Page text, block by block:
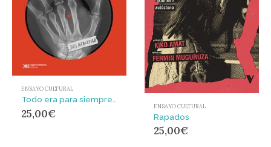
ENSAYO CULTURAL
25,00€
ENSAYO CULTURAL
Rapados
25,00€